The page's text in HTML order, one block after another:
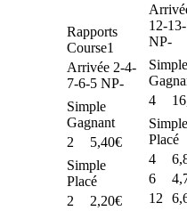
Rapports
Course1
Arrivée 2-4-
7-6-5 NP-
Simple
Gagnant
2
5,40€
Simple
Placé
2
2,20€
12-
NP-
Simple
4
Simple
Placé
4
6
12